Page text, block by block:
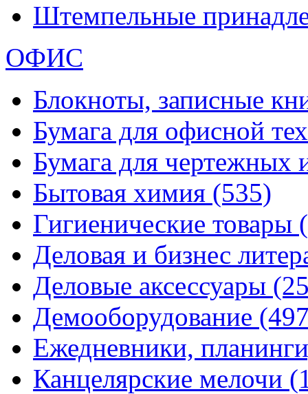
Штемпельные
ОФИС
Блокноты, записные
Бумага для офисной
Бумага для чертежных
Бытовая химия (535)
Гигиенические товары
Деловая и бизнес
Деловые аксессуары
Демооборудование
Ежедневники,
Канцелярские мелочи